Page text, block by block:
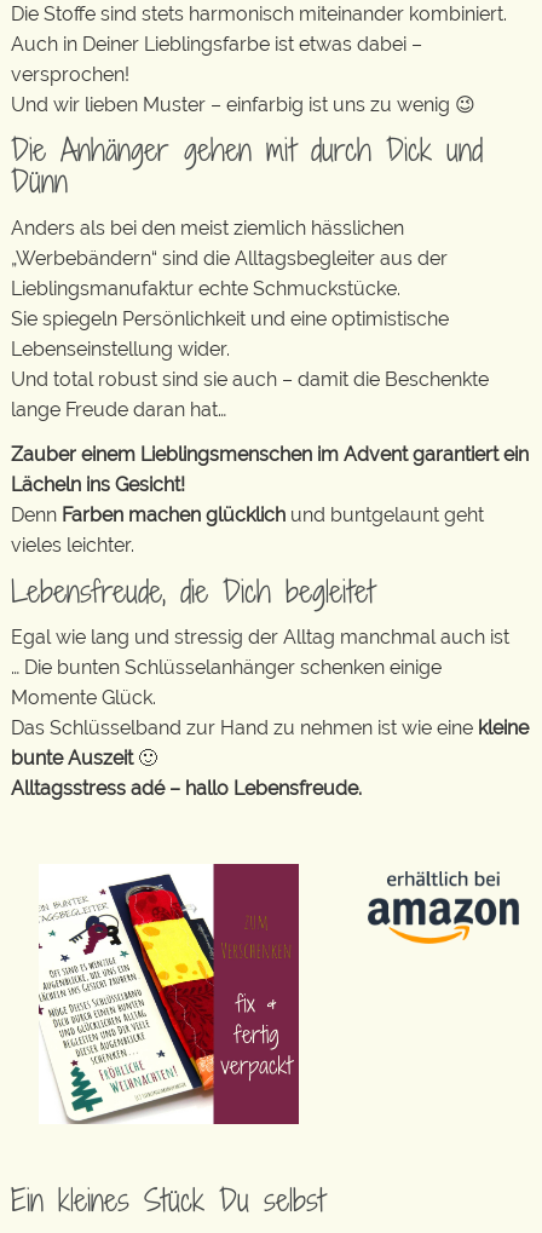
Die Stoffe sind stets harmonisch miteinander kombiniert.
Auch in Deiner Lieblingsfarbe ist etwas dabei –
versprochen!
Und wir lieben Muster – einfarbig ist uns zu wenig 😉
Die Anhänger gehen mit durch Dick und
Dünn
Anders als bei den meist ziemlich hässlichen
„Werbebändern“ sind die Alltagsbegleiter aus der
Lieblingsmanufaktur echte Schmuckstücke.
Sie spiegeln Persönlichkeit und eine optimistische
Lebenseinstellung wider.
Und total robust sind sie auch – damit die Beschenkte
lange Freude daran hat…
Zauber einem Lieblingsmenschen im Advent garantiert ein
Lächeln ins Gesicht!
Denn Farben machen glücklich und buntgelaunt geht
vieles leichter.
Lebensfreude, die Dich begleitet
Egal wie lang und stressig der Alltag manchmal auch ist
… Die bunten Schlüsselanhänger schenken einige
Momente Glück.
Das Schlüsselband zur Hand zu nehmen ist wie eine kleine
bunte Auszeit🙂
Alltagsstress adé – hallo Lebensfreude.
Ein kleines Stück Du selbst